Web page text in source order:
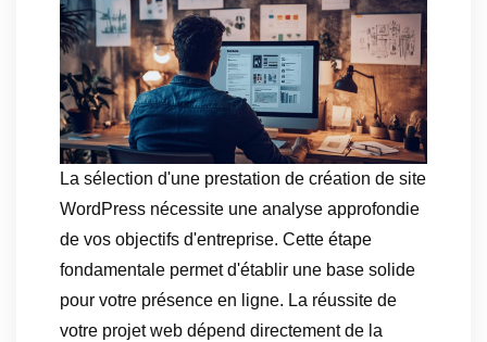
La sélection d'une prestation de création de site
WordPress nécessite une analyse approfondie
de vos objectifs d'entreprise. Cette étape
fondamentale permet d'établir une base solide
pour votre présence en ligne. La réussite de
votre projet web dépend directement de la